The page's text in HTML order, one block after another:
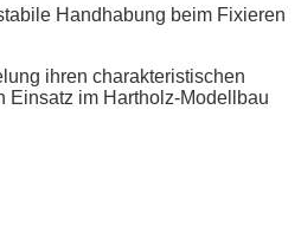
Handhabung beim Fixieren
ihren charakteristischen
Einsatz im Hartholz-Modellbau